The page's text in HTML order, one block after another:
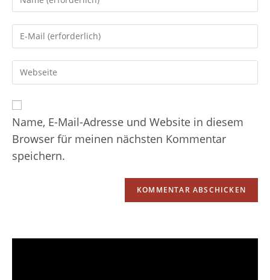
deinen
oder
Benutzernamen
zum
Kommentieren
ein
deine
Mail-
Adresse
Kommentieren
ein
deine
ein
Name, E-Mail-Adresse und Website in diesem
Browser für meinen nächsten Kommentar
speichern.